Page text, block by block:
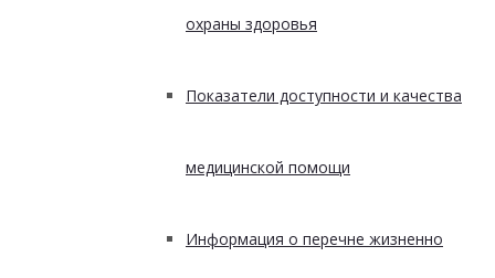
охраны здоровья
Показатели доступности и качества
медицинской помощи
Информация о перечне жизненно